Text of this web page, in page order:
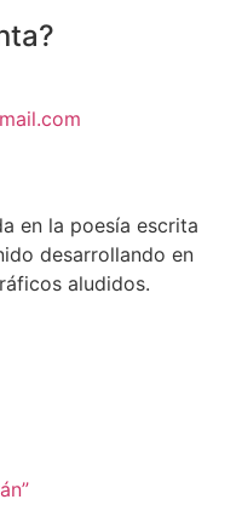
en la poesía escrita
desarrollando en
aludidos.